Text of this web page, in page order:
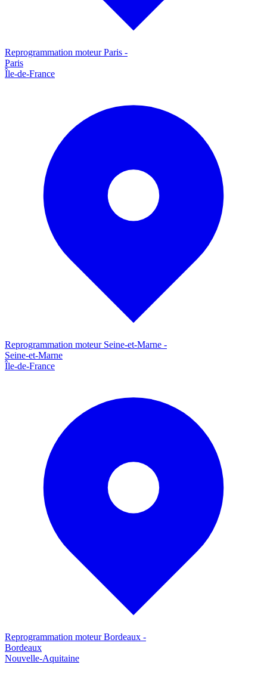
Reprogrammation moteurParis -
Paris
Île-de-France
Reprogrammation moteur Seine-et-Marne -
Seine-et-Marne
Île-de-France
Reprogrammation moteurBordeaux -
Bordeaux
Nouvelle-Aquitaine